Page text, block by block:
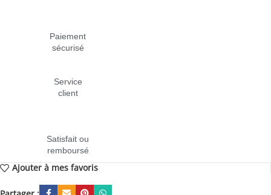
Paiement
sécurisé
Service
client
Satisfait ou
remboursé
Ajouter à mes favoris